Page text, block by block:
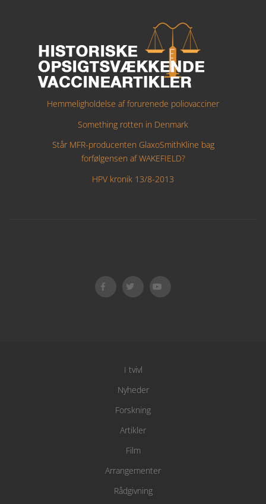
Hemmeligholdelse af forurenede poliovacciner
Something rotten in Denmark
Står MFR-producenten GlaxoSmithKline bag
forfølgensen af WAKEFIELD?
HPV kronik 13/8-2013
I tvivl
Nyheder
Forskning
Artikler
Film
Arrangementer
Rådgivning